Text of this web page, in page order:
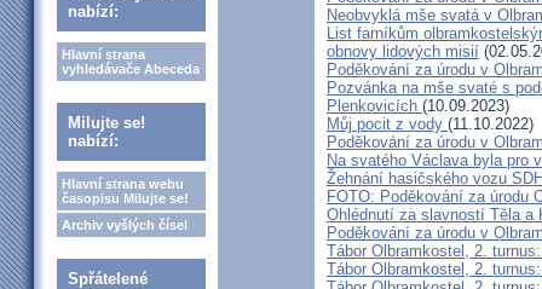
nabízí:
Hlavní strana
vyhledávače Abeceda
Milujte se!
nabízí:
Hlavní strana webu
časopisu Milujte se!
Archiv vyšlých čísel
Spřátelené
Neobvyklá mše svatá v
List farníkům
obnovy lidových misií
Poděkování za úrodu v
Pozvánka na mše svaté s
Plenkovicích (10.09.2023)
Můj pocit z vody (11.10.2022)
Poděkování za úrodu v
Na svatého Václava byla pro
Žehnání hasičského vozu
FOTO: Poděkování za úrodu
Ohlédnutí za slavností Těla a
Poděkování za úrodu v
Tábor Olbramkostel, 2.
Tábor Olbramkostel, 2.